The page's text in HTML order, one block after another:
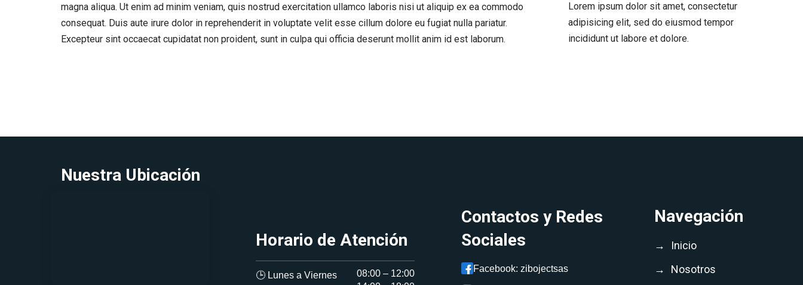
magna aliqua. Ut enim ad minim veniam, quis nostrud exercitation ullamco laboris nisi ut aliquip ex ea commodo
consequat. Duis aute irure dolor in reprehenderit in voluptate velit esse cillum dolore eu fugiat nulla pariatur.
Excepteur sint occaecat cupidatat non proident, sunt in culpa qui officia deserunt mollit anim id est laborum.
Lorem ipsum dolor sit amet, consectetur
adipisicing elit, sed do eiusmod tempor
incididunt ut labore et dolore.
Nuestra Ubicación
Horario de Atención
🕒 Lunes a Viernes
08:00 – 12:00
Contactos y Redes
Sociales
Facebook: zibojectsas
Navegación
→
Inicio
→
Nosotros